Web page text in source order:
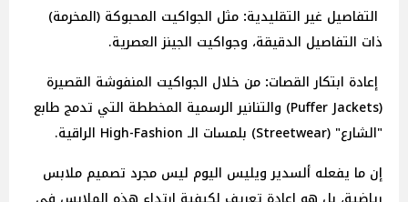
التفاصيل غير التقليدية: مثل الجواكيت المحبوكة (المخرمة)
ذات التفاصيل الدقيقة، وجواكيت الجينز العصرية.
إعادة ابتكار القصات: من خلال الجواكيت المنفوشة القصيرة
(Puffer Jackets) والتنانير الرسمية المخططة التي تدمج طابع
"الشارع" (Streetwear) بلمسات الـ High-Fashion الراقية.
إن ما يفعله ألسدير ويليس اليوم ليس مجرد تصميم ملابس